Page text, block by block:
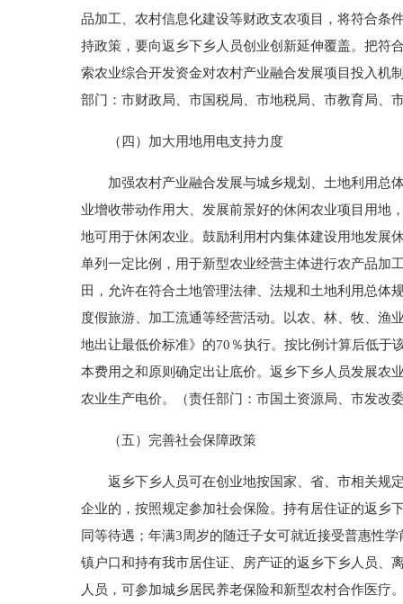
品加工、农村信息化建设等财政支农项目，将符合条
持政策，要向返乡下乡人员创业创新延伸覆盖。把符
索农业综合开发资金对农村产业融合发展项目投入机
部门：市财政局、市国税局、市地税局、市教育局、
（四）加大用地用电支持力度
加强农村产业融合发展与城乡规划、土地利用总体
业增收带动作用大、发展前景好的休闲农业项目用地
地可用于休闲农业。鼓励利用村内集体建设用地发展
单列一定比例，用于新型农业经营主体进行农产品加
田，允许在符合土地管理法律、法规和土地利用总体
度假旅游、加工流通等经营活动。以农、林、牧、渔
地出让最低价标准》的70％执行。按比例计算后低于
本费用之和原则确定出让底价。返乡下乡人员发展农
农业生产电价。（责任部门：市国土资源局、市发改
（五）完善社会保障政策
返乡下乡人员可在创业地按国家、省、市相关规定
企业的，按照规定参加社会保险。持有居住证的返乡
同等待遇；年满3周岁的随迁子女可就近接受普惠性
镇户口和持有我市居住证、房产证的返乡下乡人员、
人员，可参加城乡居民养老保险和新型农村合作医疗